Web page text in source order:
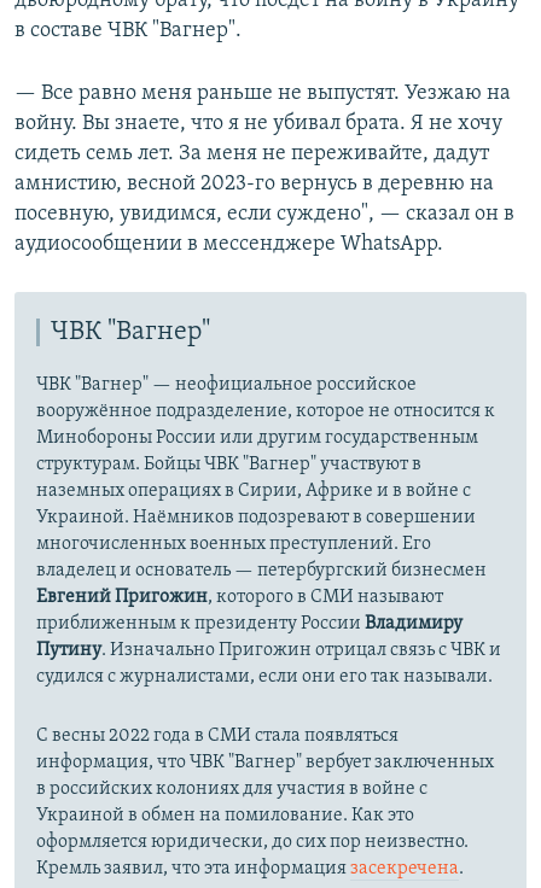
в составе ЧВК "Вагнер".
— Все равно меня раньше не выпустят. Уезжаю на
войну. Вы знаете, что я не убивал брата. Я не хочу
сидеть семь лет. За меня не переживайте, дадут
амнистию, весной 2023-го вернусь в деревню на
посевную, увидимся, если суждено", — сказал он в
аудиосообщении в мессенджере WhatsApp.
ЧВК "Вагнер"
ЧВК "Вагнер" — неофициальное российское
вооружённое подразделение, которое не относится к
Минобороны России или другим государственным
структурам. Бойцы ЧВК "Вагнер" участвуют в
наземных операциях в Сирии, Африке и в войне с
Украиной. Наёмников подозревают в совершении
многочисленных военных преступлений. Его
владелец и основатель — петербургский бизнесмен
Евгений Пригожин, которого в СМИ называют
приближенным к президенту России Владимиру
Путину. Изначально Пригожин отрицал связь с ЧВК и
судился с журналистами, если они его так называли.
С весны 2022 года в СМИ стала появляться
информация, что ЧВК "Вагнер" вербует заключенных
в российских колониях для участия в войне с
Украиной в обмен на помилование. Как это
оформляется юридически, до сих пор неизвестно.
Кремль заявил, что эта информациязасекречена.